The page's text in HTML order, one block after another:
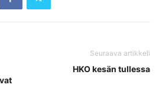
Seuraava artikkeli
HKO kesän tullessa